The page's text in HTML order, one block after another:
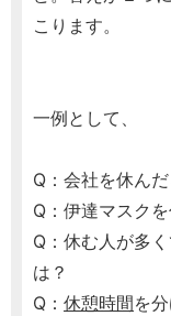
こります。
一例として、
Q：会社を休んだ
Q：伊達マスク
Q：休む人が多
は？
Q： 休憩時間を